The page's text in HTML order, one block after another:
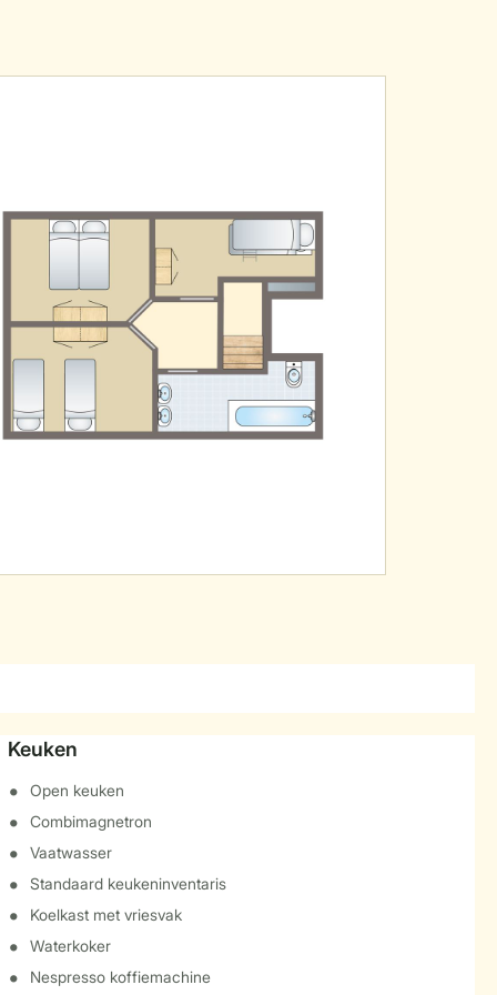
Keuken
Open keuken
Combimagnetron
Vaatwasser
Standaard keukeninventaris
Koelkast met vriesvak
Waterkoker
Nespresso koffiemachine